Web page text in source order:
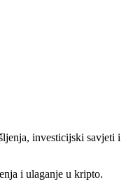
investicijski savjeti i
i ulaganje u kripto.